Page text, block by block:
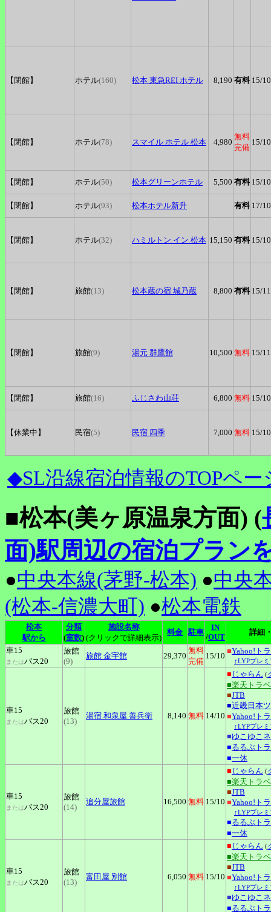
【閉館】 ホテル(160) 松本 東急REI ホテル 8,190 有料 15/10
【閉館】 ホテル(78) スマイル ホテル 松本 4,980
無料
完備
15/10
【閉館】 ホテル(50) 松本グリーンホテル 5,500 有料 15/10
【閉館】 ホテル(93) 松本ホテル新升 有料 17/10
【閉館】 ホテル(32) ハミルトン イン 松本 15,150 有料 15/10
【閉館】 旅館(13) 松本蔵の宿 城乃蔵 8,800 有料 15/11
【閉館】 旅館(9) 湯元 群鷹館 10,500 無料 15/11
【閉館】 旅館(16) ふじさわ山荘 6,800 無料 15/10
【休業中】 民宿(5) 民宿 四季 7,000 無料 15/10
◆SL沿線宿泊情報のTOPペー
■松本(美ヶ原温泉方面) (
面)駅周辺の宿泊プラン
●中央本線(茅野-松本) ●中央
(松本-信濃大町) ●松本電鉄
松本
駅から
分類
(室数)
施設名称
(クリックで詳細表示)
料金 駐車
IN
/OUT
詳細
車15
またはバス20
旅館
(9)
旅館 金宇館 29,370
無料
完備
15/10
■Yahoo!ト
↑LYPプレ
車15
またはバス20
旅館
(13)
湯宿 和泉屋 善兵衛 8,140 無料 14/10
■ じゃらん (
■楽天トラ
■JTB
■近畿日本
■Yahoo!ト
↑LYPプレ
■ゆこゆこ
■るるぶト
■一休
車15
またはバス20
旅館
(14)
追分屋旅館 16,500 無料 15/10
■ じゃらん (
■楽天トラ
■JTB
■Yahoo!ト
↑LYPプレ
■るるぶト
■一休
車15
またはバス20
旅館
(13)
富田屋 別館 6,050 無料 15/10
■ じゃらん (
■楽天トラ
■JTB
■Yahoo!ト
↑LYPプレ
■ゆこゆこ
■るるぶト